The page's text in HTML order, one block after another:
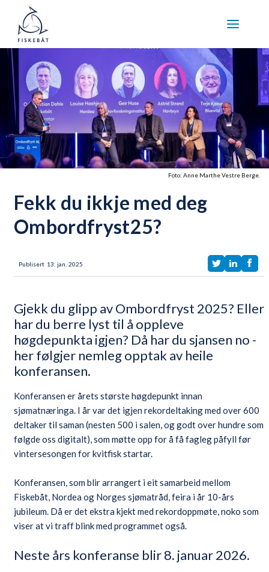
Foto: Anne Marthe Vestre Berge.
Fekk du ikkje med deg
Ombordfryst25?
Publisert 13 jan. 2025
Gjekk du glipp av Ombordfryst 2025? Eller
har du berre lyst til å oppleve
høgdepunkta igjen? Då har du sjansen no -
her følgjer nemleg opptak av heile
konferansen.
Konferansen er årets største høgdepunkt innan
sjømatnæringa. I år var det igjen rekordeltaking med over 600
deltaker til saman (nesten 500 i salen, og godt over hundre som
følgde oss digitalt), som møtte opp for å få fagleg påfyll før
vintersesongen for kvitfisk startar.
Konferansen, som blir arrangert i eit samarbeid mellom
Fiskebåt, Nordea og Norges sjømatråd, feira i år 10-års
jubileum. Då er det ekstra kjekt med rekordoppmøte, noko som
viser at vi traff blink med programmet også.
Neste års konferanse blir 8. januar 2026.